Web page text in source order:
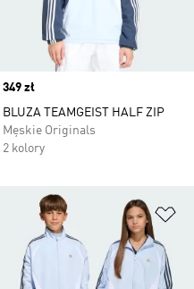
Price
349 zł
BLUZA TEAMGEIST HALF ZIP
Męskie Originals
2 kolory
do listy życzeń